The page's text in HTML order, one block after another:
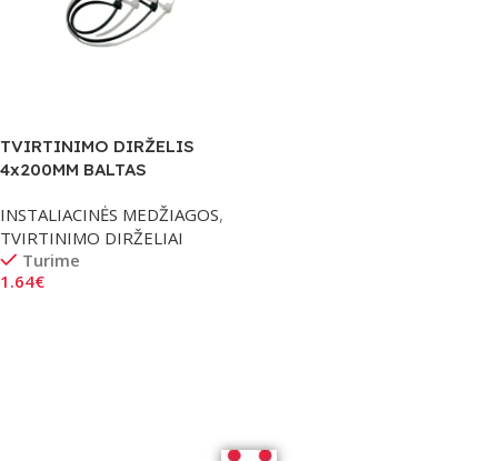
TVIRTINIMO DIRŽELIS
4x200MM BALTAS
INSTALIACINĖS MEDŽIAGOS,
TVIRTINIMO DIRŽELIAI
Turime
1.64€